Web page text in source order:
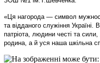
«Ця нагорода — символ
та відданого служіння
патріота, людини честі та
родина, а й уся наша шкільна